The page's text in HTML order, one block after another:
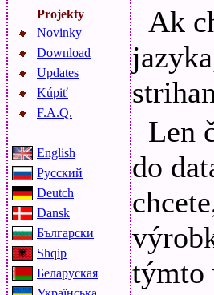
Projekty
Novinky
Download
Updates
Kúpiť
F.A.Q.
English
Русский
Deutch
Dansk
Български
Shqip
Беларуская
Ak
Len
do
týmto